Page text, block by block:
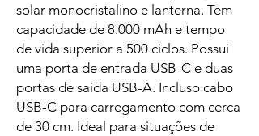
solar monocristalino e lanterna. Tem
capacidade de 8.000 mAh e tempo
de vida superior a 500 ciclos. Possui
uma porta de entrada USB-C e duas
portas de saída USB-A. Incluso cabo
USB-C para carregamento com cerca
de 30 cm. Ideal para situações de